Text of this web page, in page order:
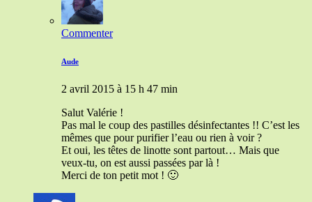
Commenter
Aude
2 avril 2015 à 15 h 47 min
Salut Valérie !
Pas mal le coup des pastilles désinfectantes !! C’est les
mêmes que pour purifier l’eau ou rien à voir ?
Et oui, les têtes de linotte sont partout… Mais que
veux-tu, on est aussi passées par là !
Merci de ton petit mot ! 🙂